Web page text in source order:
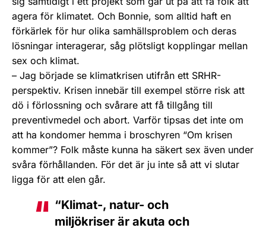
agera för klimatet. Och Bonnie, som alltid haft en
förkärlek för hur olika samhällsproblem och deras
lösningar interagerar, såg plötsligt kopplingar mellan
sex och klimat.
– Jag började se klimatkrisen utifrån ett SRHR-
perspektiv. Krisen innebär till exempel större risk att
dö i förlossning och svårare att få tillgång till
preventivmedel och abort. Varför tipsas det inte om
att ha kondomer hemma i broschyren “Om krisen
kommer”? Folk måste kunna ha säkert sex även under
svåra förhållanden. För det är ju inte så att vi slutar
ligga för att elen går.
“Klimat-, natur- och
miljökriser är akuta och